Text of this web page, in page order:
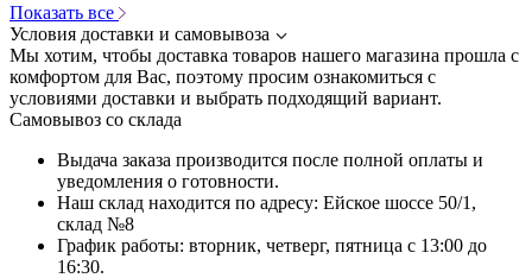
Показать все
Условия доставки и самовывоза
Мы хотим, чтобы доставка товаров нашего магазина прошла с
комфортом для Вас, поэтому просим ознакомиться с
условиями доставки и выбрать подходящий вариант.
Самовывоз со склада
Выдача заказа производится после полной оплаты и
уведомления о готовности.
Наш склад находится по адресу: Ейское шоссе 50/1,
склад №8
График работы: вторник, четверг, пятница с 13:00 до
16:30.